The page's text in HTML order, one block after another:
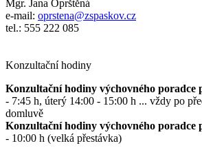
Mgr. Jana Oprštěná
e-mail: oprstena@zspaskov.cz
tel.: 555 222 085
Konzultační hodiny
Konzultační hodiny výchovného poradce
- 7:45 h, úterý 14:00 - 15:00 h ... vždy po
domluvě
Konzultační hodiny výchovného poradce
- 10:00 h (velká přestávka)